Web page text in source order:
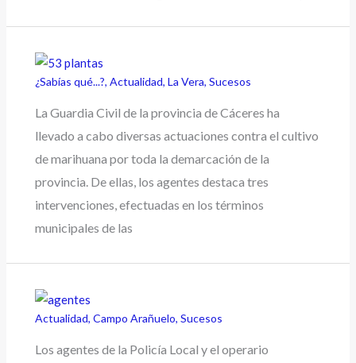
¿Sabías qué...?,Actualidad,La Vera,Sucesos
La Guardia Civil de la provincia de Cáceres ha
llevado a cabo diversas actuaciones contra el cultivo
de marihuana por toda la demarcación de la
provincia. De ellas, los agentes destaca tres
intervenciones, efectuadas en los términos
municipales de las
Actualidad,Campo Arañuelo,Sucesos
Los agentes de la Policía Local y el operario